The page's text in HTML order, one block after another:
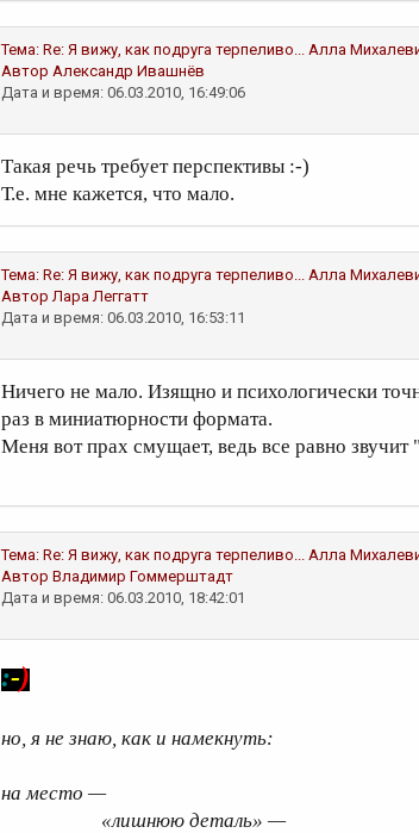
Тема: Re: Я вижу, как подруга терпеливо... Алла
Автор Александр Ивашнёв
Дата и время: 06.03.2010, 16:49:06
Такая речь требует перспективы :-)
Т.е. мне кажется, что мало.
Тема: Re: Я вижу, как подруга терпеливо... Алла
АвторЛара Леггатт
Дата и время: 06.03.2010, 16:53:11
Ничего не мало. Изящно и психологически
раз в миниатюрности формата.
Меня вот прах смущает, ведь все равно
Тема: Re: Я вижу, как подруга терпеливо... Алла
Автор Владимир Гоммерштадт
Дата и время: 06.03.2010, 18:42:01
:-)
но, я не знаю, как и намекнуть:
на место —
«лишнюю деталь» —